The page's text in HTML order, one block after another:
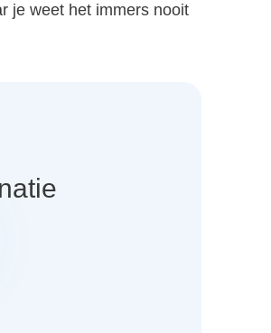
je weet het immers nooit